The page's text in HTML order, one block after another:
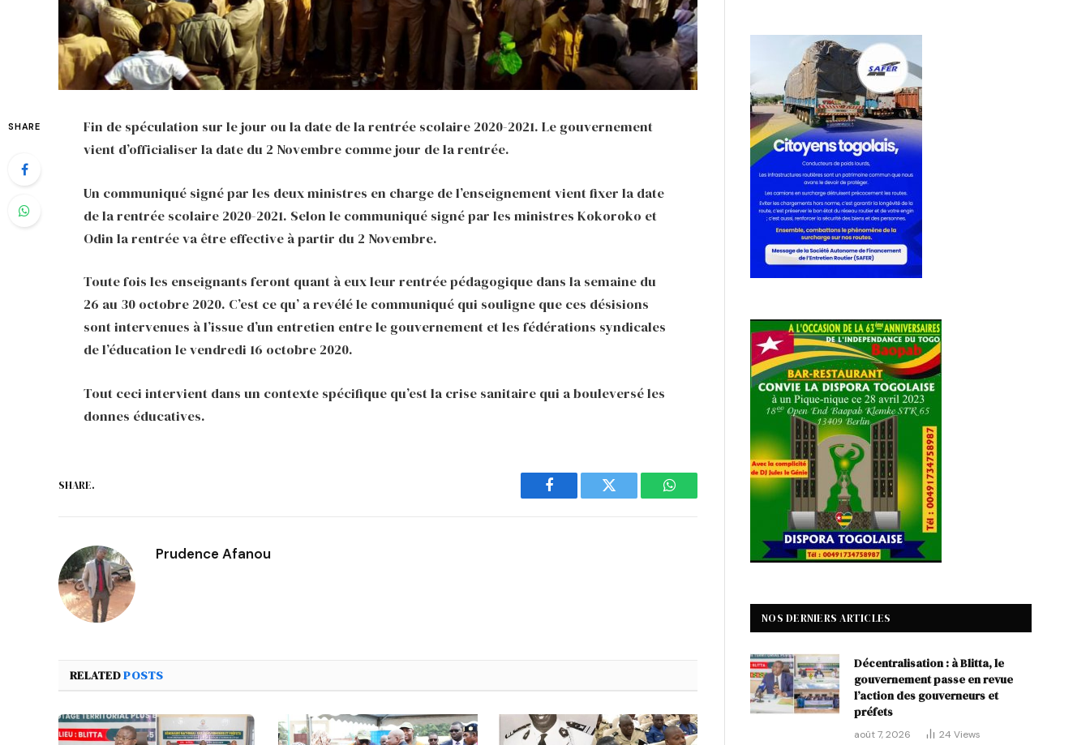
SHARE
Fin de spéculation sur le jour ou la date de la rentrée scolaire 2020-2021. Le gouvernement
vient d’officialiser la date du 2 Novembre comme jour de la rentrée.
Un communiqué signé par les deux ministres en charge de l’enseignement vient fixer la date
de la rentrée scolaire 2020-2021. Selon le communiqué signé par les ministres Kokoroko et
Odin la rentrée va être effective à partir du 2 Novembre.
Toute fois les enseignants feront quant à eux leur rentrée pédagogique dans la semaine du
26 au 30 octobre 2020. C’est ce qu’ a revélé le communiqué qui souligne que ces désisions
sont intervenues à l’issue d’un entretien entre le gouvernement et les fédérations syndicales
de l’éducation le vendredi 16 octobre 2020.
Tout ceci intervient dans un contexte spécifique qu’est la crise sanitaire qui a bouleversé les
donnes éducatives.
SHARE.
Facebook Twitter WhatsApp
Prudence Afanou
RELATEDPOSTS
NOS DERNIERS ARTICLES
Décentralisation : à Blitta, le
gouvernement passe en revue
l’action des gouverneurs et
préfets
août 7, 2026 24 Views